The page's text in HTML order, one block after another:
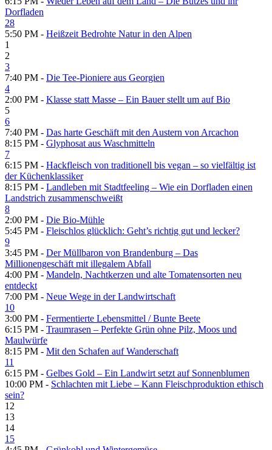
Dorfladen
28
5:50 PM - Heißzeit Bedrohte Natur in den Alpen
1
2
3
7:40 PM - Die Tee-Pioniere aus Georgien
4
2:00 PM - Klasse statt Masse – Ein Bauer stellt um auf Bio
5
6
7:40 PM - Das harte Geschäft mit den Austern von Arcachon
8:15 PM - Glyphosat aus Waschmitteln
7
6:15 PM - Hackfleisch von traditionell bis vegan – so vielfältig ist
der Küchenklassiker
8:15 PM - Landleben mit Stadtfeeling – Wie ein Dorfladen einen
Landstrich zusammenschweißt
8
2:00 PM - Die Bio-Mühle
5:45 PM - Fleischlos glücklich: Geht’s richtig gut und lecker?
9
3:45 PM - Der Müllbaron von Brandenburg – Das
Millionengeschäft mit illegalem Abfall
4:00 PM - Mandeln, Nachtkerzen und alte Tomatensorten neu
entdeckt
7:00 PM - Neue Wege in der Landwirtschaft
10
3:00 PM - Fermentierte Lebensmittel /​ Bunte Beete
6:15 PM - Traumrasen – Perfekte Grün ohne Pilz, Moos und
Maulwürfe
8:15 PM - Mit den Schafen auf Wanderschaft
11
6:15 PM - Gelbes Gold – Ein Landwirt setzt auf Sonnenblumen
10:00 PM - Schlachten mit Liebe – Kann Fleischproduktion ethisch
sein?
12
13
14
15